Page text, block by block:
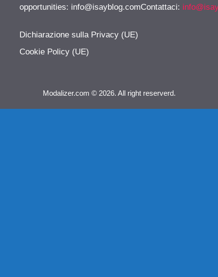
opportunities: info@isayblog.comContattaci:
Dichiarazione sulla Privacy (UE)
Cookie Policy (UE)
Modalizer.com © 2026. All right reserverd.